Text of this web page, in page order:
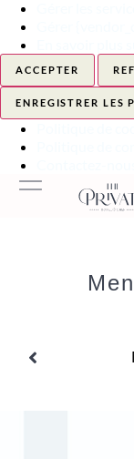
ACCEPTER
ENREGISTRER LES